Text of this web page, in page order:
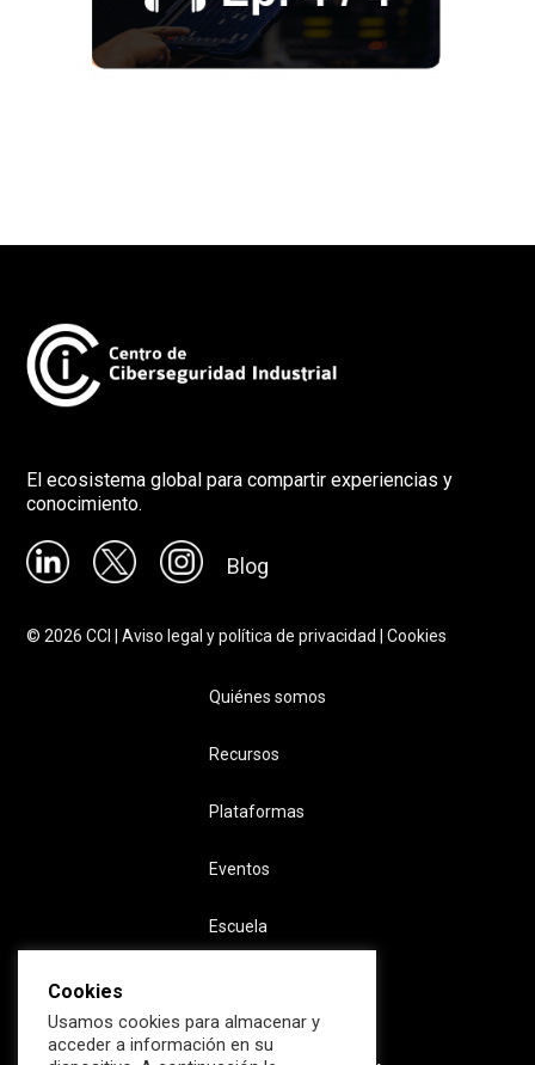
El ecosistema global para compartir experiencias y
conocimiento.
Blog
©2026 CCI |Aviso legal y política de privacidad |Cookies
Quiénes somos
Recursos
Plataformas
Eventos
Escuela
Cookies
Usamos cookies para almacenar y
acceder a información en su